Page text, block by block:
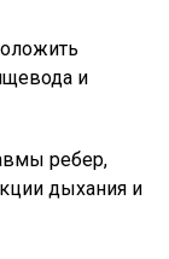
и
ребер,
дыхания и